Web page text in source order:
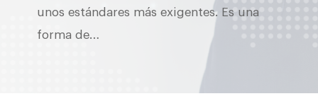
unos estándares más exigentes. Es una
forma de…